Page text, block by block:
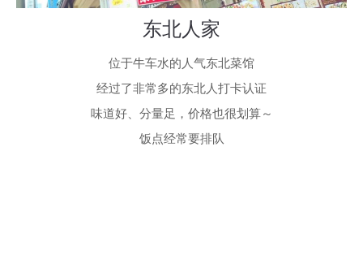
东北人家
位于牛车水的人气东北菜馆
经过了非常多的东北人打卡认证
味道好、分量足，价格也很划算～
饭点经常要排队